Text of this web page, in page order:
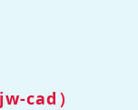
cad）